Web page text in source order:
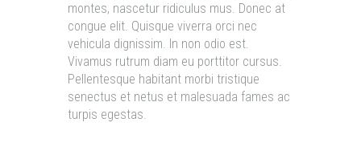
montes, nascetur ridiculus mus. Donec at
congue elit. Quisque viverra orci nec
vehicula dignissim. In non odio est.
Vivamus rutrum diam eu porttitor cursus.
Pellentesque habitant morbi tristique
senectus et netus et malesuada fames ac
turpis egestas.